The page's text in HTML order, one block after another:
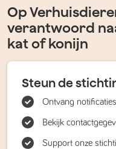
Op
verantwoord
kat of konijn
Steun de
Ontvang
Bekijk
Support onze